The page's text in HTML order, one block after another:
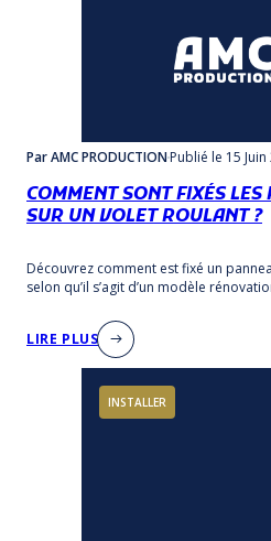
Par AMC PRODUCTIONPublié le 15
COMMENT SONT FIXÉS
SUR UN VOLET ROULANT ?
Découvrez comment est fixé un
selon qu’il s’agit d’un modèle
LIRE PLUS
INSTALLER